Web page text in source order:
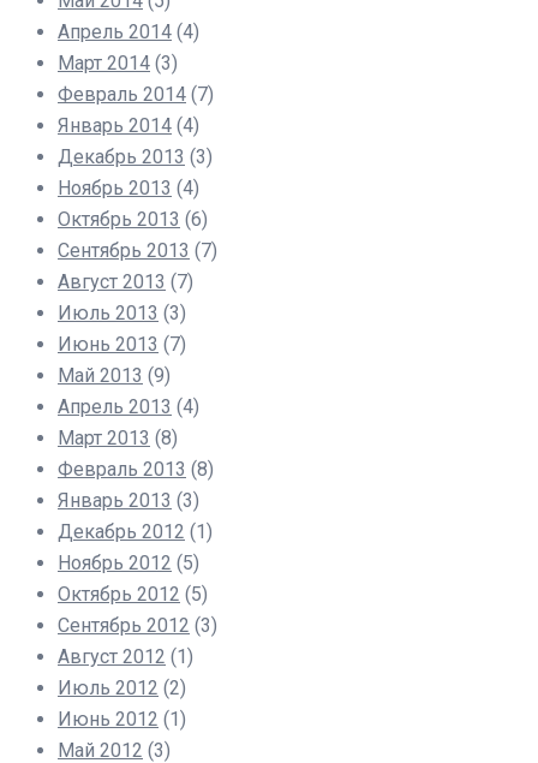
Апрель 2014 (4)
Март 2014 (3)
Февраль 2014 (7)
Январь 2014 (4)
Декабрь 2013 (3)
Ноябрь 2013 (4)
Октябрь 2013 (6)
Сентябрь 2013 (7)
Август 2013 (7)
Июль 2013 (3)
Июнь 2013 (7)
Май 2013 (9)
Апрель 2013 (4)
Март 2013 (8)
Февраль 2013 (8)
Январь 2013 (3)
Декабрь 2012 (1)
Ноябрь 2012 (5)
Октябрь 2012 (5)
Сентябрь 2012 (3)
Август 2012 (1)
Июль 2012 (2)
Июнь 2012 (1)
Май 2012 (3)